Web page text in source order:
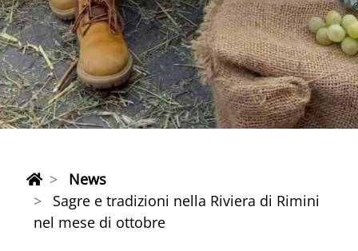
News
Sagre e tradizioni nella Riviera di Rimini
nel mese di ottobre